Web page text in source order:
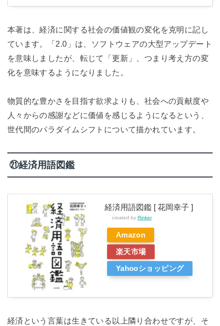
本著は、経済に関する社会の価値観の変化を克明に記し
ています。「2.0」は、ソフトウェアの大型アップデート
を意味しましたが、転じて「更新」、つまり考え方の変
化を意味するようになりました。
物質的な豊かさを目指す欲求よりも、社会への貢献度や
人々からの感謝などに価値を感じるようになるという、
世代間のパラダイムシフトについて描かれています。
㉑経済用語図鑑
経済用語図鑑 [ 花岡幸子 ]
created by Rinker
Amazon
楽天市場
Yahooショッピング
経済という言葉は生きている以上隣り合わせですが、そ